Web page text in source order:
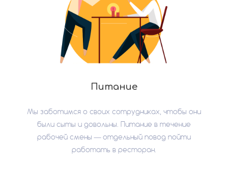
Питание
Мы заботимся о своих сотрудниках, чтобы они
были сыты и довольны. Питание в течение
рабочей смены — отдельный повод пойти
работать в ресторан.